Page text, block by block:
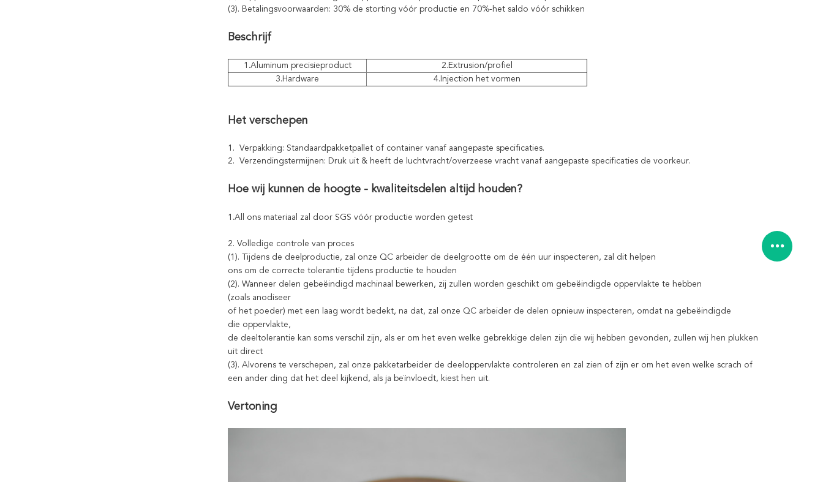
(3). Betalingsvoorwaarden: 30% de storting vóór productie en 70%-het saldo vóór schikken
Beschrijf
1.Aluminum precisieproduct
2.Extrusion/profiel
3.Hardware
4.Injection het vormen
Het verschepen
1. Verpakking: Standaardpakketpallet of container vanaf aangepaste specificaties.
2. Verzendingstermijnen: Druk uit & heeft de luchtvracht/overzeese vracht vanaf aangepaste specificaties de voorkeur.
Hoe wij kunnen de hoogte - kwaliteitsdelen altijd houden?
1.All ons materiaal zal door SGS vóór productie worden getest
2. Volledige controle van proces
(1). Tijdens de deelproductie, zal onze QC arbeider de deelgrootte om de één uur inspecteren, zal dit helpen
ons om de correcte tolerantie tijdens productie te houden
(2). Wanneer delen gebeëindigd machinaal bewerken, zij zullen worden geschikt om gebeëindigde oppervlakte te hebben
(zoals anodiseer
of het poeder) met een laag wordt bedekt, na dat, zal onze QC arbeider de delen opnieuw inspecteren, omdat na gebeëindigde
die oppervlakte,
de deeltolerantie kan soms verschil zijn, als er om het even welke gebrekkige delen zijn die wij hebben gevonden, zullen wij hen plukken
uit direct
(3). Alvorens te verschepen, zal onze pakketarbeider de deeloppervlakte controleren en zal zien of zijn er om het even welke scrach of
een ander ding dat het deel kijkend, als ja beïnvloedt, kiest hen uit.
Vertoning